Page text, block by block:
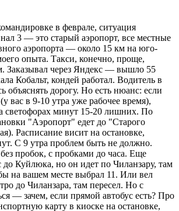
в феврале, ситуация
3 — это старый аэропорт, все местные
аэропорта — около 15 км на юго-
опыта. Такси, конечно, проще,
Заказывал через Яндекс — вышло 55
Кобальт, кондей работал. Водитель в
дорогу. Но есть нюанс: если
вас в 9-10 утра уже рабочее время),
светофорах минут 15-20 лишних. По
"Аэропорт" едет до "Старого
Расписание висит на остановке,
С 9 утра проблем быть не должно.
пробок, с пробками до часа. Еще
до Куйлюка, но он идет по Чиланзару, там
на вашем месте выбрал 11. Или вел
до Чиланзара, там пересел. Но с
— зачем, если прямой автобус есть? Про
карту в киоске на остановке,